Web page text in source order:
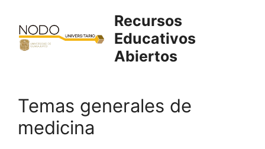
contenido
Recursos
Educativos
Abiertos
Temas generales de
medicina